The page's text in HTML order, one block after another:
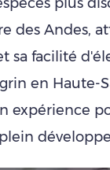
des Andes,
sa facilité
en Haute-
expérience